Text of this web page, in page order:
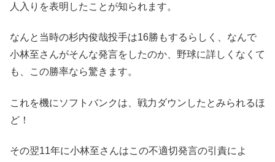
人入りを表明したことが知られます。
なんと当時の杉内俊哉投手は16勝もするらしく、なんで
小林至さんがそんな発言をしたのか、野球に詳しくなくて
も、この勝率なら驚きます。
これを機にソフトバンクは、戦力ダウンしたとみられるほ
ど！
その翌11年に小林至さんはこの不適切発言の引責によ